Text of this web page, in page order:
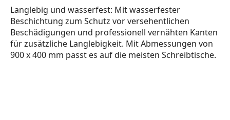
Langlebig und wasserfest: Mit wasserfester
Beschichtung zum Schutz vor versehentlichen
Beschädigungen und professionell vernähten Kanten
für zusätzliche Langlebigkeit. Mit Abmessungen von
900 x 400 mm passt es auf die meisten Schreibtische.